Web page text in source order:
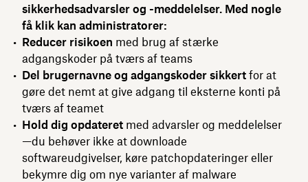
sikkerhedsadvarsler og -meddelelser. Med nogle
få klik kan administratorer:
Reducer risikoen med brug af stærke
adgangskoder på tværs af teams
Del brugernavne og adgangskoder sikkert for at
gøre det nemt at give adgang til eksterne konti på
tværs af teamet
Hold dig opdateret med advarsler og meddelelser
—du behøver ikke at downloade
softwareudgivelser, køre patchopdateringer eller
bekymre dig om nye varianter af malware